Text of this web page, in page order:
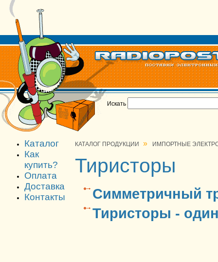
Искать
Каталог
Как
купить?
Оплата
Доставка
Контакты
КАТАЛОГ ПРОДУКЦИИ » ИМПОРТНЫЕ
Тиристоры
Симметричный
Тиристоры -